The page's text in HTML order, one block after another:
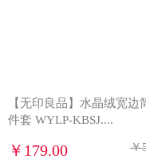
【无印良品】水晶绒宽边
件套 WYLP-KBSJ....
￥179.00 ￥